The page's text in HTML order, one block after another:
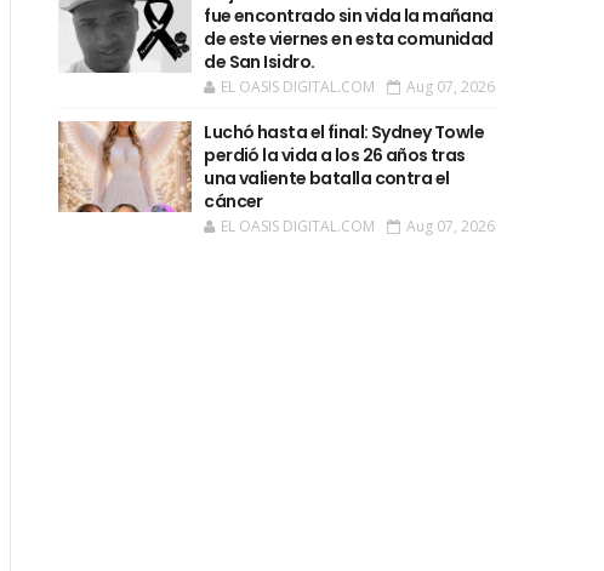
fue encontrado sin vida la mañana
de este viernes en esta comunidad
de San Isidro.
EL OASIS DIGITAL.COM Aug 07, 2026
Luchó hasta el final: Sydney Towle
perdió la vida a los 26 años tras
una valiente batalla contra el
cáncer
EL OASIS DIGITAL.COM Aug 07, 2026